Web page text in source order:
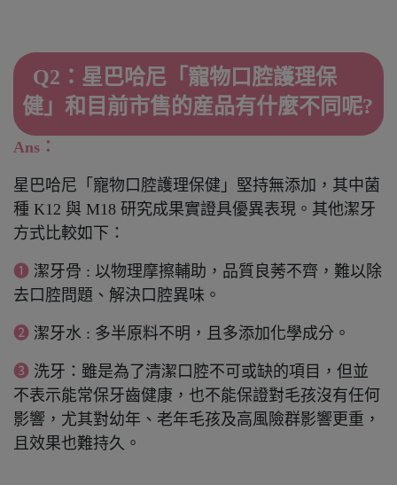
Q2： 星巴哈尼「寵物口腔護理保
健」和目前市售的産品有什麼不同呢?
Ans：
星巴哈尼「寵物口腔護理保健」堅持無添加，其中菌
種 K12 與 M18 研究成果實證具優異表現。其他潔牙
方式比較如下：
➊ 潔牙骨 : 以物理摩擦輔助，品質良莠不齊，難以除
去口腔問題、解決口腔異味。
➋ 潔牙水 : 多半原料不明，且多添加化學成分。
➌ 洗牙：雖是為了清潔口腔不可或缺的項目，但並
不表示能常保牙齒健康，也不能保證對毛孩沒有任何
影響，尤其對幼年、老年毛孩及高風險群影響更重，
且效果也難持久。